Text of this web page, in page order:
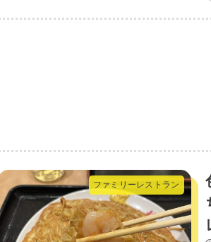
ファミリーレストラン